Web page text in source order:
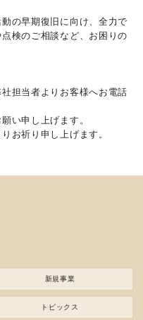
の早期復旧に向け、全力で
検のご相談など、お困りの
担当者よりお客様へお電話
い申し上げます。
お祈り申し上げます。
新規事業
トピックス